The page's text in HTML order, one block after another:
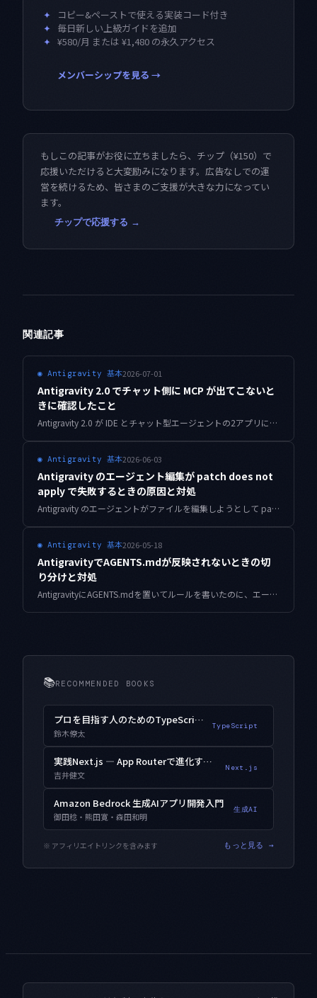
✦
コピー&ペーストで使える実装コード付き
✦ 毎日新しい上級ガイドを追加
✦ ¥580/月 または ¥1,480 の永久アクセス
メンバーシップを見る →
もしこの記事がお役に立ちましたら、チップ（¥150）で
応援いただけると大変励みになります。広告なしでの運
営を続けるため、皆さまのご支援が大きな力になってい
ます。
チップで応援する →
関連記事
◉ Antigravity 基本2026-07-01
Antigravity 2.0 でチャット側に MCP が出てこないと
きに確認したこと
Antigravity 2.0 が IDE とチャット型エージェントの2アプリに分かれてから、IDE で設定した MCP サーバーがチャット側の一覧に出てこなくなりました。設定スコープが別々になっている原因と、ワークスペース単位に真実源を一本化して両アプリで揃える手順をまとめます。
◉ Antigravity 基本2026-06-03
Antigravity のエージェント編集が patch does not
apply で失敗するときの原因と対処
Antigravity のエージェントがファイルを編集しようとして patch does not apply や hunk failed で止まる症状の原因と直し方をまとめます。エージェントが読んだ後にファイルが変わってしまう競合を中心に、再発させない設定までを実体験ベースで解説します。
◉ Antigravity 基本2026-05-18
AntigravityでAGENTS.mdが反映されないときの切
り分けと対処
AntigravityにAGENTS.mdを置いてルールを書いたのに、エージェントが無視して暴走する——よくあるこの症状を、配置場所・優先順位・コンテキスト枠の3軸から切り分けて修正するための実践ガイドです。
📚RECOMMENDED BOOKS
プロを目指す人のためのTypeScript入門
鈴木僚太
TypeScript
実践Next.js — App Routerで進化するWebアプリ開発
吉井健文
Next.js
Amazon Bedrock 生成AIアプリ開発入門
御田稔・熊田寛・森田和明
生成AI
※ アフィリエイトリンクを含みます もっと見る →